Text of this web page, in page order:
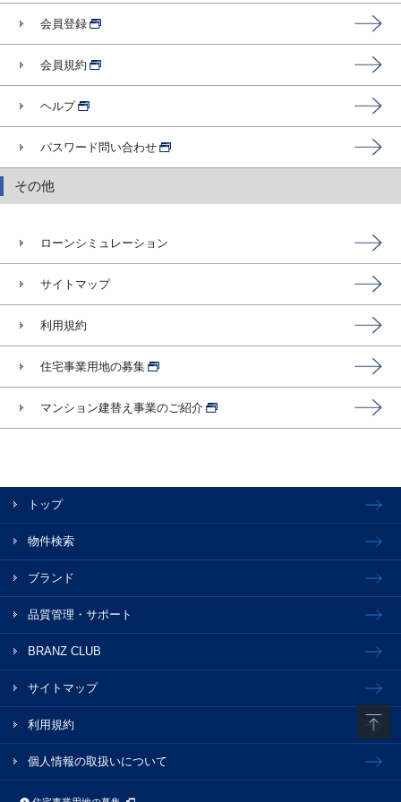
会員登録
会員規約
ヘルプ
パスワード問い合わせ
その他
ローンシミュレーション
サイトマップ
利用規約
住宅事業用地の募集
マンション建替え事業のご紹介
トップ
物件検索
ブランド
品質管理・サポート
BRANZ CLUB
サイトマップ
利用規約
個人情報の取扱いについて